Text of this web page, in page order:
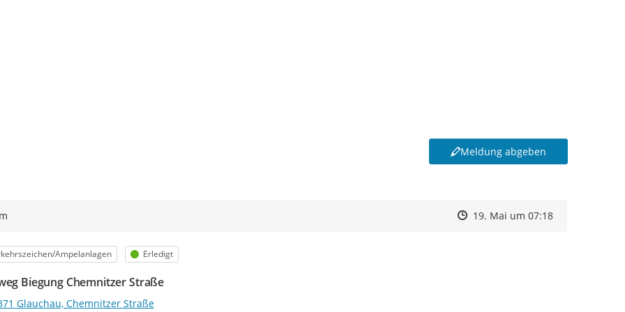
Meldung abgeben
Zeitpunkt des Erstellens
Zeitpunkt des Erstellens
19. Mai um 07:18Zur Äußerung
Ampelanlagen Status
Erledigt
Biegung Chemnitzer Straße
Glauchau, Chemnitzer Straße